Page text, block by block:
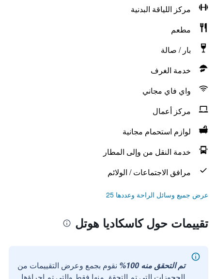
مركز اللياقة البدنية
مطعم
بار / صالة
خدمة الغرف
واي فاي مجاني
مركز أعمال
لوازم استحمام مجانية
خدمة النقل من وإلى المطار
مرافق الاجتماعات / الولائم
عرض جميع وسائل الراحة وعددها 25
تقييمات حول كاسكاديا هوتل
تم التحقق منه 100%
نقوم بجمع وعرض التقييمات من